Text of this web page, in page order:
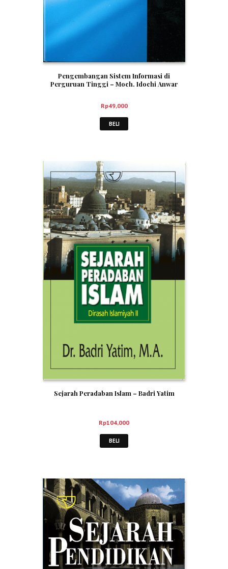
Pengembangan Sistem Informasi di
Perguruan Tinggi – Moch. Idochi Anwar
Rp49,000
BELI
Sejarah Peradaban Islam – Badri Yatim
Rp104,000
BELI